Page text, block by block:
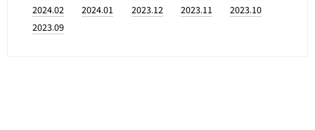
2024.02
2024.01 2023.12 2023.11
2023.10
2023.09